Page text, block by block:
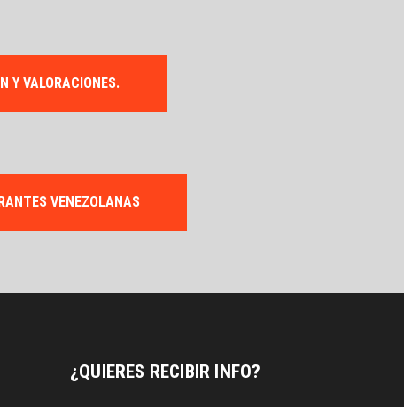
Y VALORACIONES.
VENEZOLANAS
¿QUIERES RECIBIR INFO?